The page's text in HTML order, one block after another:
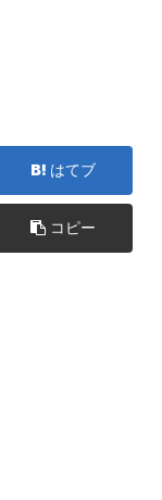
はてブ
コピー